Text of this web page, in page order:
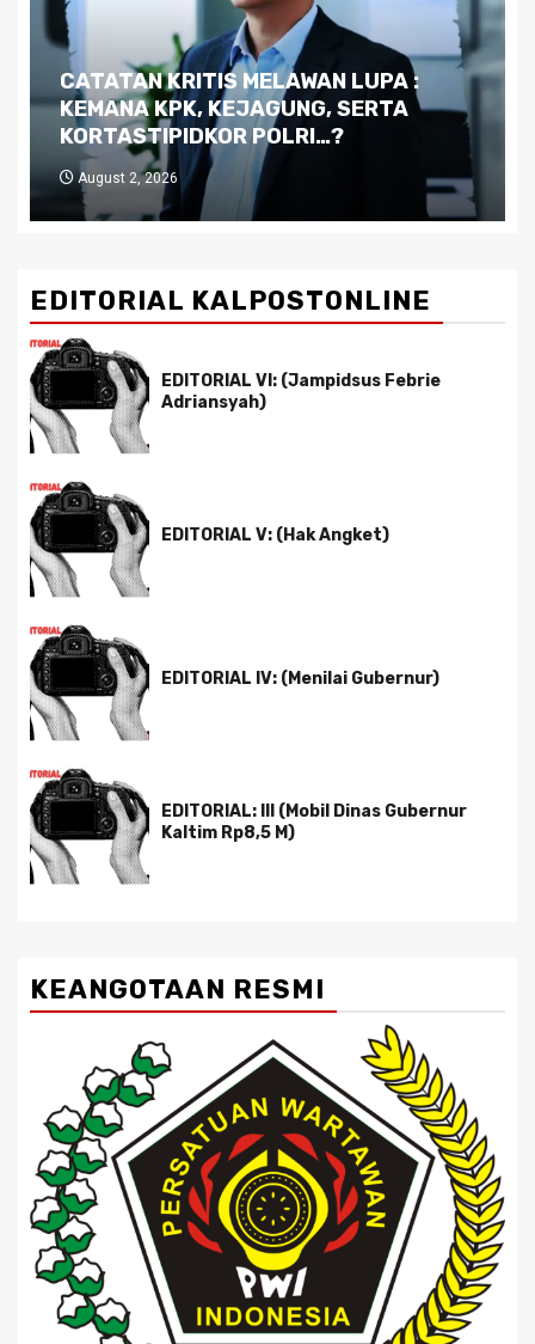
Dilema Kaltim di Tengah Krisis:
Kutukan Sumber Daya Alam dan
Pemimpin yang Tak Kreatif
July 29, 2026
EDITORIAL KALPOSTONLINE
EDITORIAL VI: (Jampidsus Febrie
Adriansyah)
EDITORIAL V: (Hak Angket)
EDITORIAL IV: (Menilai Gubernur)
EDITORIAL: III (Mobil Dinas Gubernur
Kaltim Rp8,5 M)
KEANGOTAAN RESMI